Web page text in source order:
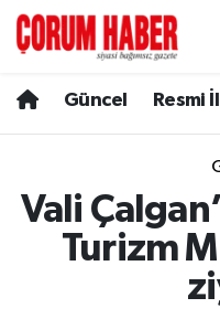
Güncel Resmi
Vali
Turizm
Spor
Resmi İlanlar
Alaca
Hava Durumu
Çorum Namaz
Trafik Durumu
Süper Lig Puan